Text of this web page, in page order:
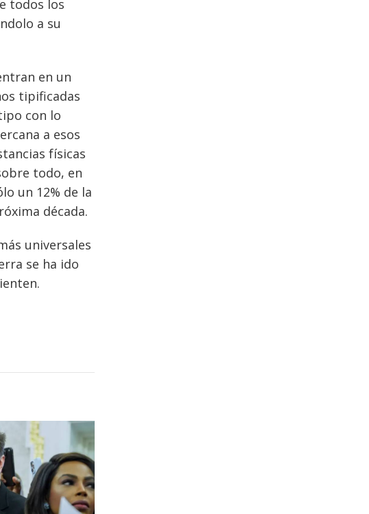
todos los
a su
en un
tipificadas
con lo
a esos
físicas
todo, en
un 12% de la
década.
universales
se ha ido